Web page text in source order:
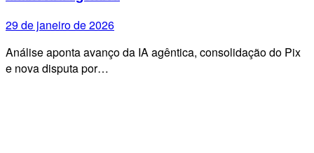
29 de janeiro de 2026
Análise aponta avanço da IA agêntica, consolidação do Pix
e nova disputa por…